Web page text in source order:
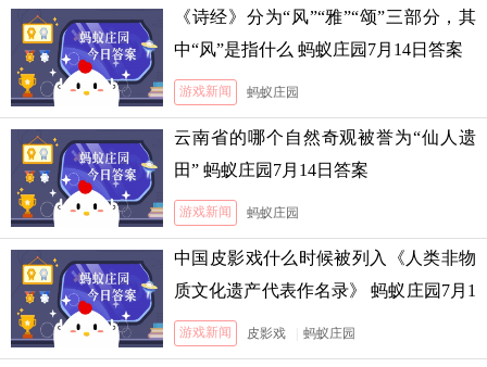
《诗经》分为“风”“雅”“颂”三部分，其
中“风”是指什么 蚂蚁庄园7月14日答案
游戏新闻 蚂蚁庄园
云南省的哪个自然奇观被誉为“仙人遗
田” 蚂蚁庄园7月14日答案
游戏新闻 蚂蚁庄园
中国皮影戏什么时候被列入《人类非物
质文化遗产代表作名录》 蚂蚁庄园7月1
3日答案
游戏新闻 皮影戏 蚂蚁庄园